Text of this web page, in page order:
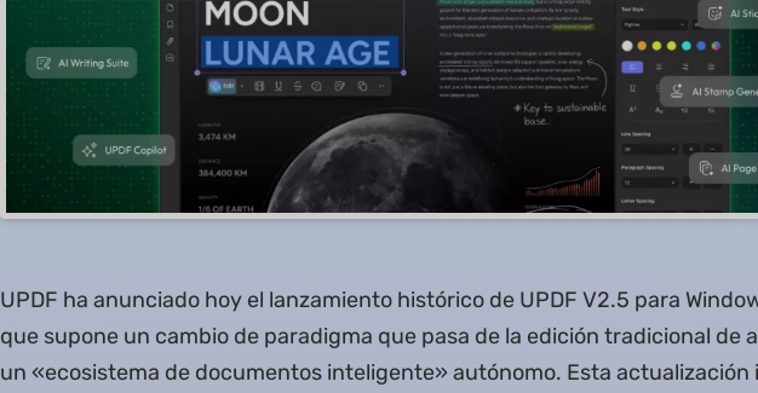
UPDF ha anunciado hoy el lanzamiento histórico de UPDF V2.5 para
que supone un cambio de paradigma que pasa de la edición tradicional de
un «ecosistema de documentos inteligente» autónomo. Esta